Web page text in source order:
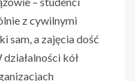
z cywilnymi
sam, a zajęcia dość
kół